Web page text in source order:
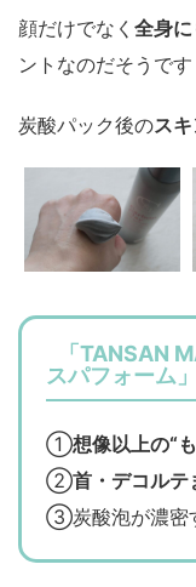
顔だけでなく 全身に
ントなのだそうです
炭酸パック後のス
「TANSAN
スパフォーム
①想像以上の“
②首・デコルテ
③炭酸泡が濃密